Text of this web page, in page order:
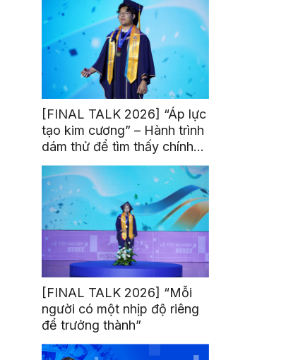
[FINAL TALK 2026] “Áp lực
tạo kim cương” – Hành trình
dám thử để tìm thấy chính
mình
[FINAL TALK 2026] “Mỗi
người có một nhịp độ riêng
để trưởng thành”